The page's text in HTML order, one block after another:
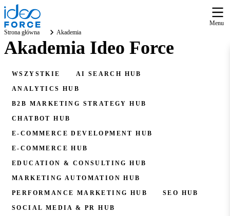
Menu
Strona główna
Akademia
Akademia Ideo Force
WSZYSTKIE AI SEARCH HUB
ANALYTICS HUB
B2B MARKETING STRATEGY HUB
CHATBOT HUB
E-COMMERCE DEVELOPMENT HUB
E-COMMERCE HUB
EDUCATION & CONSULTING HUB
MARKETING AUTOMATION HUB
PERFORMANCE MARKETING HUB SEO HUB
SOCIAL MEDIA & PR HUB